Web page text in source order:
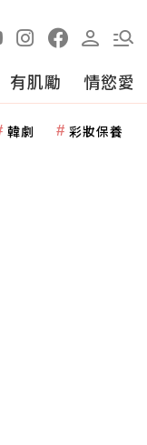
有肌勵 情慾愛
韓劇 彩妝保養